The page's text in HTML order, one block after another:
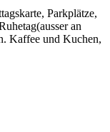
Parkplätze,
an
Kaffee und Kuchen,